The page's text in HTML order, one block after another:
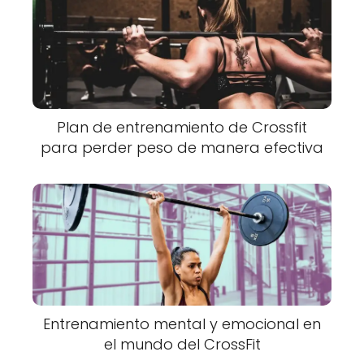
Plan de entrenamiento de Crossfit
para perder peso de manera efectiva
Entrenamiento mental y emocional en
el mundo del CrossFit